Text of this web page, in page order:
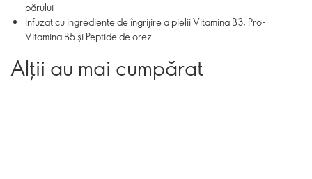
părului
Infuzat cu ingrediente de îngrijire a pielii Vitamina B3, Pro-
Vitamina B5 și Peptide de orez
Alții au mai cumpărat